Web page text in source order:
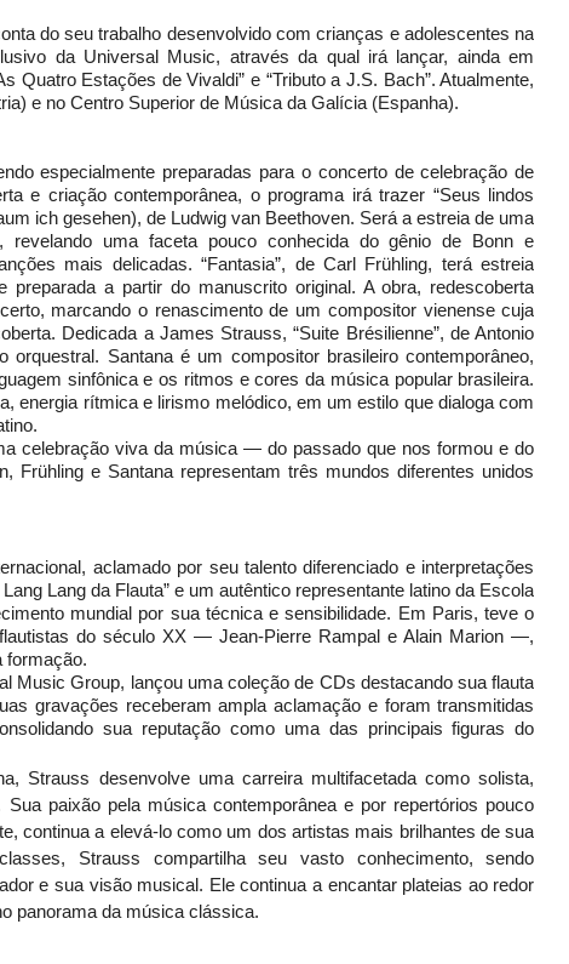
seu trabalho desenvolvido com crianças e adolescentes na
da Universal Music, através da qual irá lançar, ainda em
Quatro Estações de Vivaldi” e “Tributo a J.S. Bach”. Atualmente,
e no Centro Superior de Música da Galícia (Espanha).
preparadas para o concerto de celebração de
e criação contemporânea, o programa irá trazer “Seus lindos
ich gesehen), de Ludwig van Beethoven. Será a estreia de uma
revelando uma faceta pouco conhecida do gênio de Bonn e
mais delicadas. “Fantasia”, de Carl Frühling, terá estreia
preparada a partir do manuscrito original. A obra, redescoberta
marcando o renascimento de um compositor vienense cuja
Dedicada a James Strauss, “Suite Brésilienne”, de Antonio
orquestral. Santana é um compositor brasileiro contemporâneo,
sinfônica e os ritmos e cores da música popular brasileira.
energia rítmica e lirismo melódico, em um estilo que dialoga com
viva da música — do passado que nos formou e do
Frühling e Santana representam três mundos diferentes unidos
aclamado por seu talento diferenciado e interpretações
Lang da Flauta” e um autêntico representante latino da Escola
mundial por sua técnica e sensibilidade. Em Paris, teve o
do século XX — Jean-Pierre Rampal e Alain Marion —,
formação.
Group, lançou uma coleção de CDs destacando sua flauta
gravações receberam ampla aclamação e foram transmitidas
sua reputação como uma das principais figuras do
desenvolve uma carreira multifacetada como solista,
paixão pela música contemporânea e por repertórios pouco
continua a elevá-lo como um dos artistas mais brilhantes de sua
Strauss compartilha seu vasto conhecimento, sendo
e sua visão musical. Ele continua a encantar plateias ao redor
panorama da música clássica.